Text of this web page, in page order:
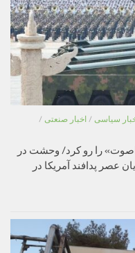
سیاسی / اخبار صنعتی /
را رو کرد/ وحشت در
انبوه «دی‌اف‑۱۷» و پایان عصر پدافند آمریکا در